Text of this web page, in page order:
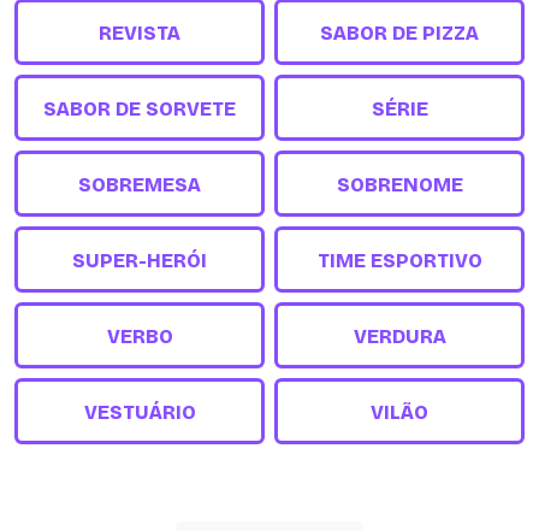
REVISTA SABOR DE PIZZA
SABOR DE SORVETE SÉRIE
SOBREMESA SOBRENOME
SUPER-HERÓI TIME ESPORTIVO
VERBO VERDURA
VESTUÁRIO VILÃO